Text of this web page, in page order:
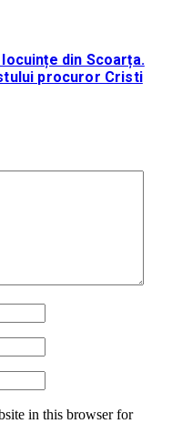
din Scoarța.
procuror Cristi
in this browser for